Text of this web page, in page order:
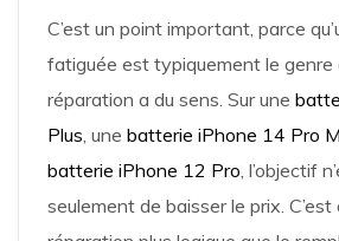
C’est un point important, parce
fatiguée est typiquement le genre
réparation a du sens. Sur une
Plus, une batterie iPhone 14 Pro
batterie iPhone 12 Pro, l’objectif
seulement de baisser le prix. C’est